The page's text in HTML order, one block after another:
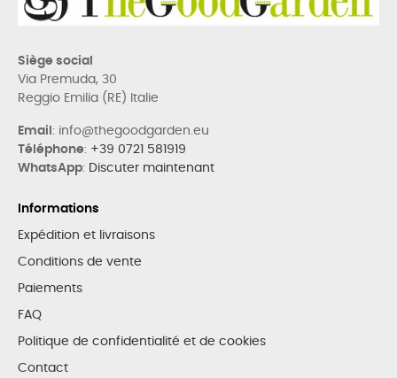
Siège social
Via Premuda, 30
Reggio Emilia (RE) Italie
Email : info@thegoodgarden.eu
Téléphone: +39 0721 581919
WhatsApp: Discuter maintenant
Informations
Expédition et livraisons
Conditions de vente
Paiements
FAQ
Politique de confidentialité et de cookies
Contact